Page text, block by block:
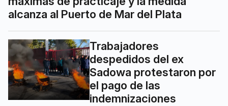
alcanza al Puerto de Mar del Plata
Trabajadores
despedidos del ex
Sadowa protestaron por
el pago de las
indemnizaciones